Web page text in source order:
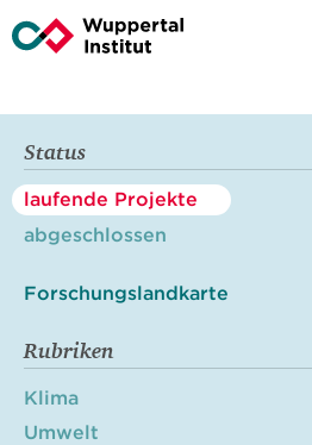
Status
laufende Projekte
abgeschlossen
Forschungslandkarte
Rubriken
Klima
Umwelt